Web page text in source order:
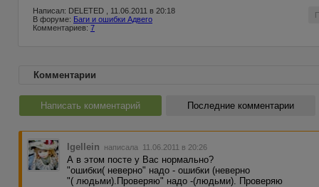
Написал: DELETED , 11.06.2011 в 20:18
В форуме: Баги и ошибки Адвего
Комментариев: 7
Комментарии
Написать комментарий Последние комментарии
Igellein написала 11.06.2011 в 20:26
А в этом посте у Вас нормально?
"ошибки( неверно" надо - ошибки (неверно
"( людьми).Проверяю" надо -(людьми). Проверяю